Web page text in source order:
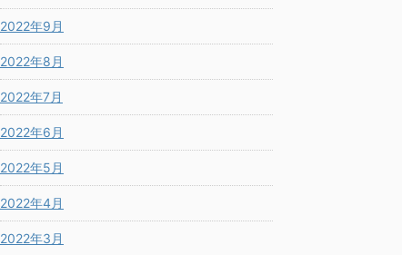
2022年9月
2022年8月
2022年7月
2022年6月
2022年5月
2022年4月
2022年3月